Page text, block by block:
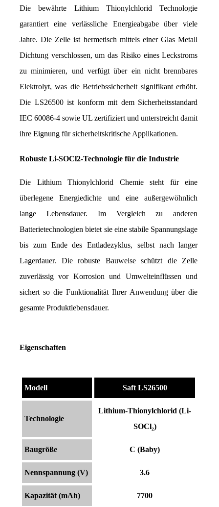
Die bewährte Lithium Thionylchlorid Technologie
garantiert eine verlässliche Energieabgabe über viele
Jahre. Die Zelle ist hermetisch mittels einer Glas Metall
Dichtung verschlossen, um das Risiko eines Leckstroms
zu minimieren, und verfügt über ein nicht brennbares
Elektrolyt, was die Betriebssicherheit signifikant erhöht.
Die LS26500 ist konform mit dem Sicherheitsstandard
IEC 60086-4 sowie UL zertifiziert und unterstreicht damit
ihre Eignung für sicherheitskritische Applikationen.
Robuste Li-SOCl2-Technologie für die Industrie
Die Lithium Thionylchlorid Chemie steht für eine
überlegene Energiedichte und eine außergewöhnlich
lange Lebensdauer. Im Vergleich zu anderen
Batterietechnologien bietet sie eine stabile Spannungslage
bis zum Ende des Entladezyklus, selbst nach langer
Lagerdauer. Die robuste Bauweise schützt die Zelle
zuverlässig vor Korrosion und Umwelteinflüssen und
sichert so die Funktionalität Ihrer Anwendung über die
gesamte Produktlebensdauer.
Eigenschaften
Modell Saft LS26500
Technologie
Lithium-Thionylchlorid (Li-
SOCl₂)
Baugröße C (Baby)
Nennspannung (V) 3.6
Kapazität (mAh) 7700